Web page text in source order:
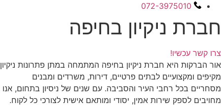
072-3975010
חברת ניקיון בחיפה
צרו קשר עכשיו!
אור הברקות היא חברת ניקיון בחיפה המתמחה במתן פתרונות ניקיון
מקיפים ומקצועיים לבתים פרטיים, דירות, משרדים ומבנים
מסחריים בכל רחבי העיר והסביבה. עם שנים של ניסיון בתחום, אנו
מחויבים לספק שירות אמין, יסודי ומותאם אישית לצורכי כל לקוח.